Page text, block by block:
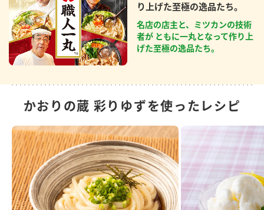
り上げた至極の逸品たち。
名店の店主と、ミツカンの技術
者が ともに一丸となって作り上
げた至極の逸品たち。
かおりの蔵 彩りゆずを使ったレシピ